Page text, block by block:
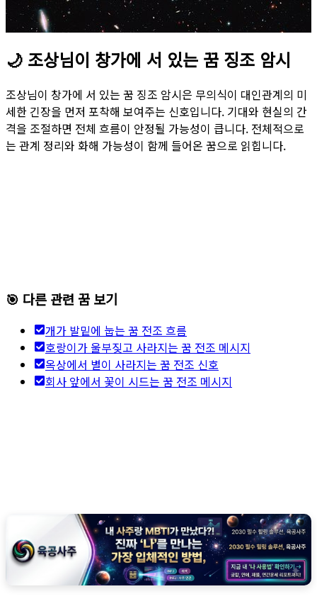
🌙 조상님이 창가에 서 있는 꿈 징조 암시
조상님이 창가에 서 있는 꿈 징조 암시은 무의식이 대인관계의 미
세한 긴장을 먼저 포착해 보여주는 신호입니다. 기대와 현실의 간
격을 조절하면 전체 흐름이 안정될 가능성이 큽니다. 전체적으로
는 관계 정리와 화해 가능성이 함께 들어온 꿈으로 읽힙니다.
🎯 다른 관련 꿈 보기
개가 발밑에 눕는 꿈 전조 흐름
호랑이가 울부짖고 사라지는 꿈 전조 메시지
옥상에서 별이 사라지는 꿈 전조 신호
회사 앞에서 꽃이 시드는 꿈 전조 메시지